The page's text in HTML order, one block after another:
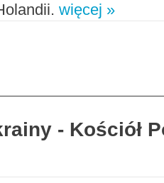
więcej »
- Kościół